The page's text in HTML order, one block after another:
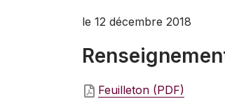
le 12 décembre 2018
Feuilleton (PDF)